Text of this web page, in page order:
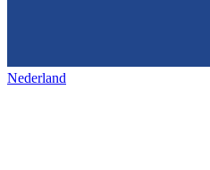
Nederland